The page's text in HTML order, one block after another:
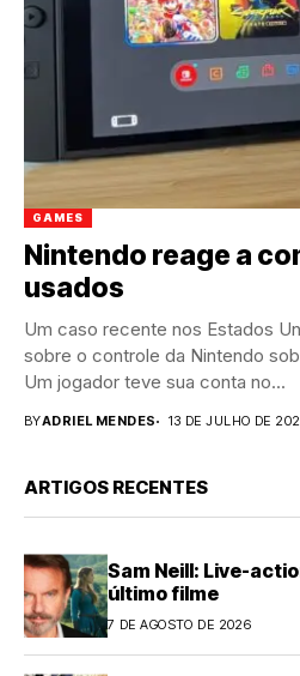
GAMES
Nintendo reage a
usados
Um caso recente nos Estados
sobre o controle da Nintendo
Um jogador teve sua conta no...
BYADRIEL MENDES 13 DE JULHO DE
ARTIGOS RECENTES
Sam Neill: Live-
último filme
7 DE AGOSTO DE 2026